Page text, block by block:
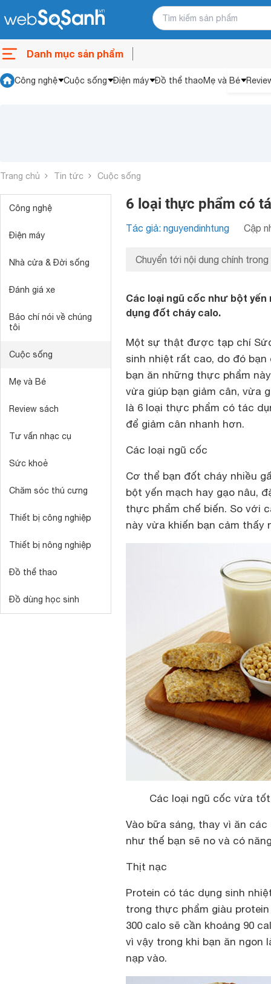
Danh mục sản phẩm
Công nghệ Cuộc sống Điện máy Đồ thể thaoMẹ và Bé
Trang chủ Tin tức Cuộc sống
Công nghệ
Điện máy
Nhà cửa & Đời sống
Đánh giá xe
Báo chí nói về chúng
tôi
Cuộc sống
Mẹ và Bé
Review sách
Tư vấn nhạc cụ
Sức khoẻ
Chăm sóc thú cưng
Thiết bị công nghiệp
Thiết bị nông nghiệp
Đồ thể thao
Đồ dùng học sinh
6 loại thực phẩm có
Tác giả: nguyendinhtung Cập
Chuyển tới nội dung chính trong
Các loại ngũ cốc như bột
dụng đốt cháy calo.
Một sự thật được tạp chí
sinh nhiệt rất cao, do đó
bạn ăn những thực phẩm
vừa giúp bạn giảm cân, vừa
là 6 loại thực phẩm có tác
để giảm cân nhanh hơn.
Các loại ngũ cốc
Cơ thể bạn đốt cháy nhiều
bột yến mạch hay gạo nâu,
thực phẩm chế biến. So với
này vừa khiến bạn cảm thấy
Các loại ngũ cốc vừa
Vào bữa sáng, thay vì ăn
như thế bạn sẽ no và có
Thịt nạc
Protein có tác dụng sinh
trong thực phẩm giàu
300 calo sẽ cần khoảng 90
vì vậy trong khi bạn ăn ngon
nạp vào.